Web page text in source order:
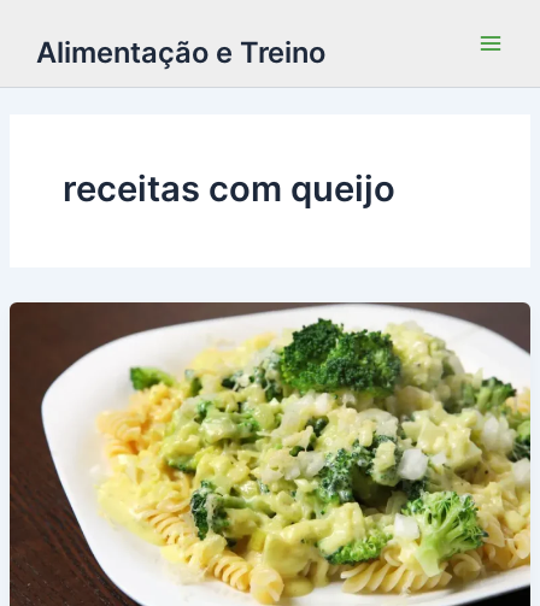
Alimentação e Treino
receitas com queijo